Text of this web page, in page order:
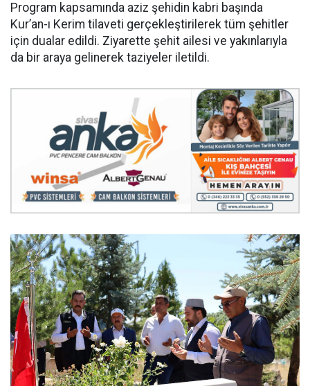
Program kapsamında aziz şehidin kabri başında
Kur’an-ı Kerim tilaveti gerçekleştirilerek tüm şehitler
için dualar edildi. Ziyarette şehit ailesi ve yakınlarıyla
da bir araya gelinerek taziyeler iletildi.